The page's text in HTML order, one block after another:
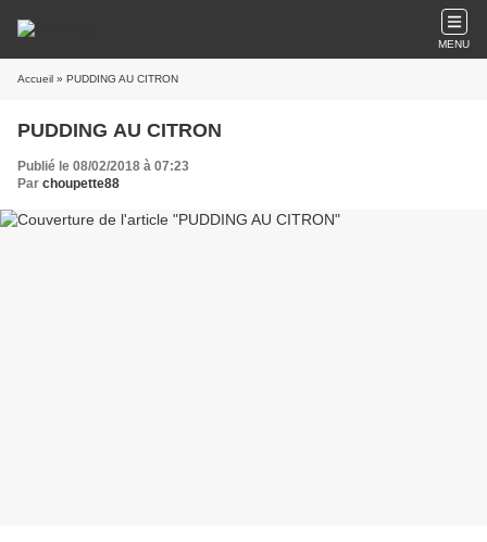
MENU
Accueil » PUDDING AU CITRON
PUDDING AU CITRON
Publié le 08/02/2018 à 07:23
Par choupette88